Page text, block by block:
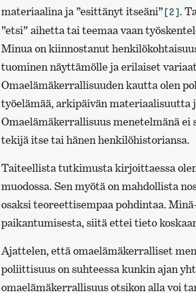
materiaalina ja ”esittänyt itseäni” [2].
”etsi” aihetta tai teemaa vaan
Minua on kiinnostanut
tuominen näyttämölle ja erilaiset
Omaelämäkerrallisuuden kautta olen
työelämää, arkipäivän
Omaelämäkerrallisuus menetelmänä
tekijä itse tai hänen henkilöhistoriansa.
Taiteellista tutkimusta kirjoittaessa
muodossa. Sen myötä on mahdollista
osaksi teoreettisempaa pohdintaa.
paikantumisesta, siitä ettei tieto
Ajattelen, että omaelämäkerralliset
poliittisuus on suhteessa kunkin ajan
omaelämäkerrallisuus otsikon alla voi